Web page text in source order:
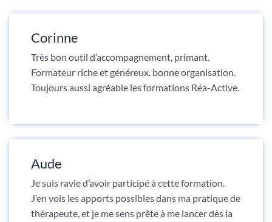
Corinne
Très bon outil d’accompagnement, primant.
Formateur riche et généreux. bonne organisation.
Toujours aussi agréable les formations Réa-Active.
Aude
Je suis ravie d’avoir participé à cette formation.
J’en vois les apports possibles dans ma pratique de
thérapeute, et je me sens prête à me lancer dès la